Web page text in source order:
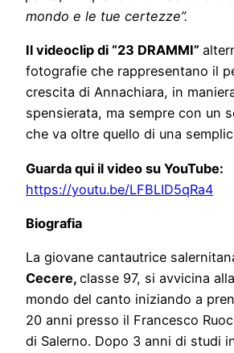
mondo e le tue certezze”.
Il videoclip di “23 DRAMMI”
fotografie che rappresentano il
crescita di Annachiara, in
spensierata, ma sempre con un
che va oltre quello di una
Guarda qui il video su YouTube:
https://youtu.be/LFBLID5qRa4
Biografia
La giovane cantautrice
Cecere, classe 97, si avvicina
mondo del canto iniziando a
20 anni presso il Francesco
di Salerno. Dopo 3 anni di studi